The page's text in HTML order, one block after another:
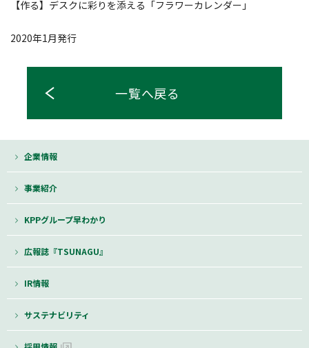
【作る】デスクに彩りを添える「フラワーカレンダー」
2020年1月発行
一覧へ戻る
企業情報
事業紹介
KPPグループ早わかり
広報誌『TSUNAGU』
IR情報
サステナビリティ